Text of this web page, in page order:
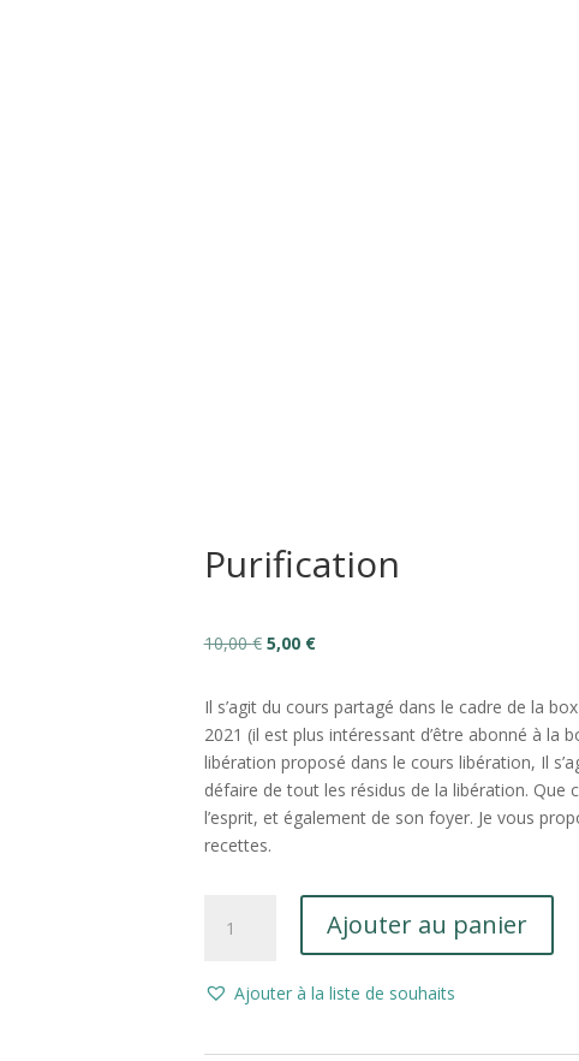
Purification
10,00€ Le
initial
était :
10,00 €.
5,00 €Le
actuel
est :
5,00 €.
Il s’agit du cours partagé dans le cadre de la
2021 (il est plus intéressant d’être abonné à la
libération proposé dans le cours libération, Il
défaire de tout les résidus de la libération. Que
l’esprit, et également de son foyer. Je vous
recettes.
Ajouter au panier
Ajouter à la liste de souhaits